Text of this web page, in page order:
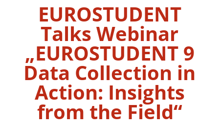
EUROSTUDENT
Talks Webinar
„EUROSTUDENT 9
Data Collection in
Action: Insights
from the Field“